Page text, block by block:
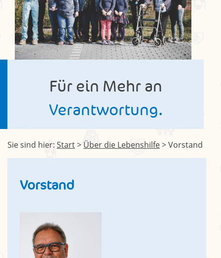
Für ein Mehr an
Verantwortung.
Sie sind hier: Start> Über die Lebenshilfe> Vorstand
Vorstand